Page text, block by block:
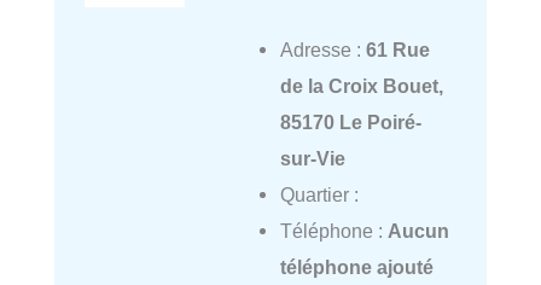
Adresse : 61 Rue
de la Croix Bouet,
85170 Le Poiré-
sur-Vie
Quartier :
Téléphone : Aucun
téléphone ajouté